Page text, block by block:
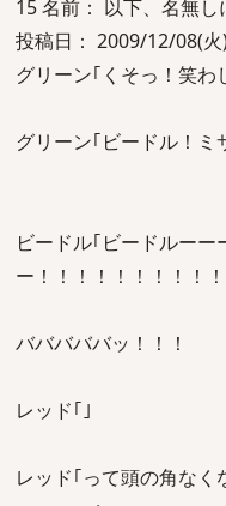
15 名前： 以下、名無
投稿日： 2009/12/08(火
グリーン｢くそっ！笑わ
グリーン｢ビードル！ミ
ビードル｢ビードルー
ー！！！！！！！！！
バババババッ！！！
レッド｢｣
レッド｢って頭の角な